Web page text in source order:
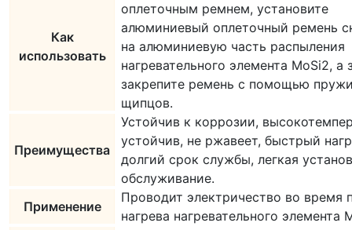
Как
использовать
оплеточным ремнем, установите
алюминиевый оплеточный ремень
на алюминиевую часть распыления
нагревательного элемента MoSi2, а
закрепите ремень с помощью
щипцов.
Преимущества
Устойчив к коррозии,
устойчив, не ржавеет, быстрый
долгий срок службы, легкая
обслуживание.
Применение
Проводит электричество во время
нагрева нагревательного элемента